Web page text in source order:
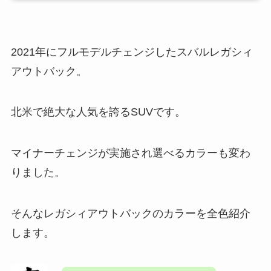
2021年にフルモデルチェンジしたスバルレガシィ
アウトバック。
北米で絶大な人気を誇るSUVです。
マイナーチェンジが実施され選べるカラーも変わ
りました。
そんなレガシィアウトバックのカラーを全色紹介
します。